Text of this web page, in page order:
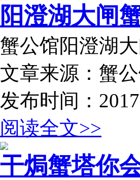
阳澄湖大闸
蟹公馆阳澄湖
文章来源：蟹
发布时间：
阅读全文>>
干焗蟹塔你